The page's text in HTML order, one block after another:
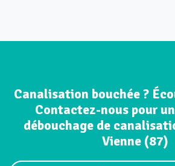
Canalisation bouchée ?
Contactez-nous pour
débouchage de
Vienne (87)